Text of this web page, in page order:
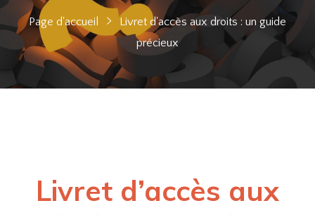
Page d'accueil
Livret d'accès aux droits : un guide
précieux
Livret d’accès aux